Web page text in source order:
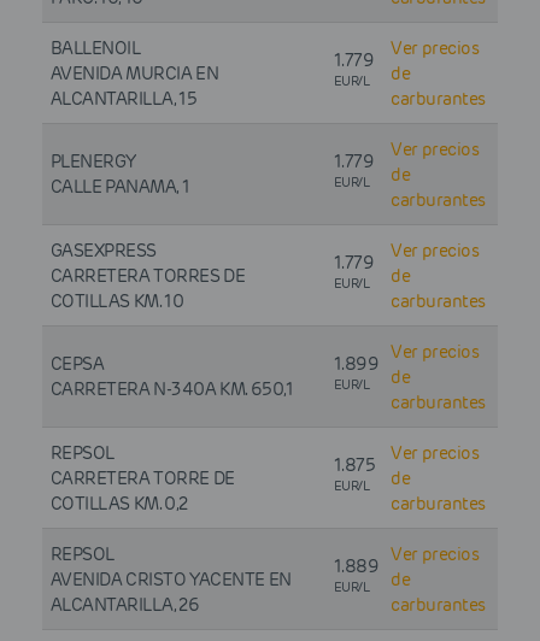
BALLENOIL
AVENIDA MURCIA EN
ALCANTARILLA, 15
1.779
EUR/L
Ver precios
de
carburantes
PLENERGY
CALLE PANAMA, 1
1.779
EUR/L
Ver precios
de
carburantes
GASEXPRESS
CARRETERA TORRES DE
COTILLAS KM. 10
1.779
EUR/L
Ver precios
de
carburantes
CEPSA
CARRETERA N-340A KM. 650,1
1.899
EUR/L
Ver precios
de
carburantes
REPSOL
CARRETERA TORRE DE
COTILLAS KM. 0,2
1.875
EUR/L
Ver precios
de
carburantes
REPSOL
AVENIDA CRISTO YACENTE EN
ALCANTARILLA, 26
1.889
EUR/L
Ver precios
de
carburantes